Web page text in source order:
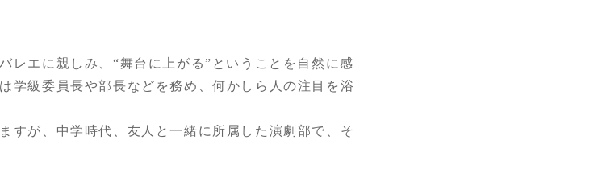
レエに親しみ、“舞台に上がる”ということを自然に感
学級委員長や部長などを務め、何かしら人の注目を浴
すが、中学時代、友人と一緒に所属した演劇部で、そ